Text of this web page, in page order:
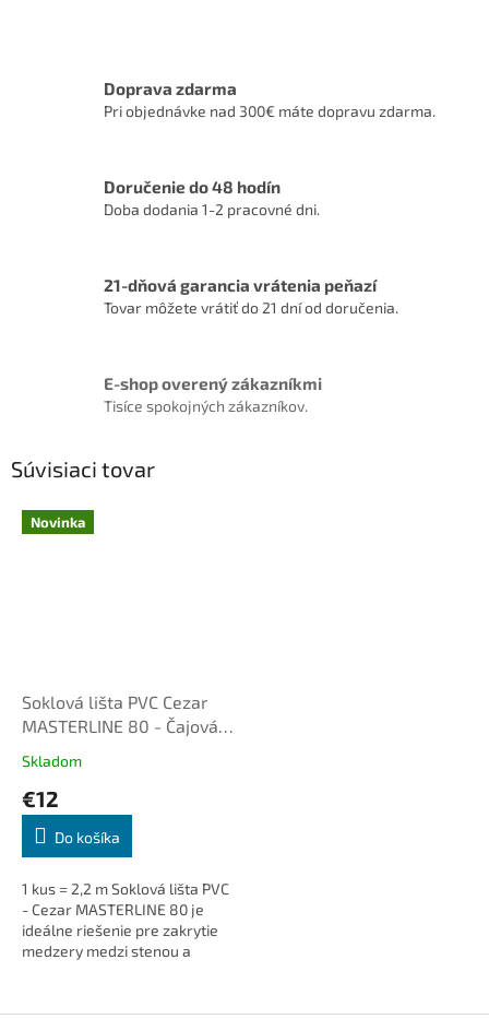
Doprava zdarma
Pri objednávke nad 300€ máte dopravu zdarma.
Doručenie do 48 hodín
Doba dodania 1-2 pracovné dni.
21-dňová garancia vrátenia peňazí
Tovar môžete vrátiť do 21 dní od doručenia.
E-shop overený zákazníkmi
Tisíce spokojných zákazníkov.
Súvisiaci tovar
Novinka
Soklová lišta PVC Cezar
MASTERLINE 80 - Čajová
Skladom
€12
Do košíka
1 kus = 2,2 m Soklová lišta PVC
- Cezar MASTERLINE 80 je
ideálne riešenie pre zakrytie
medzery medzi stenou a